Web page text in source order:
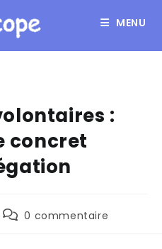
MENU
:
concret
0 commentaire